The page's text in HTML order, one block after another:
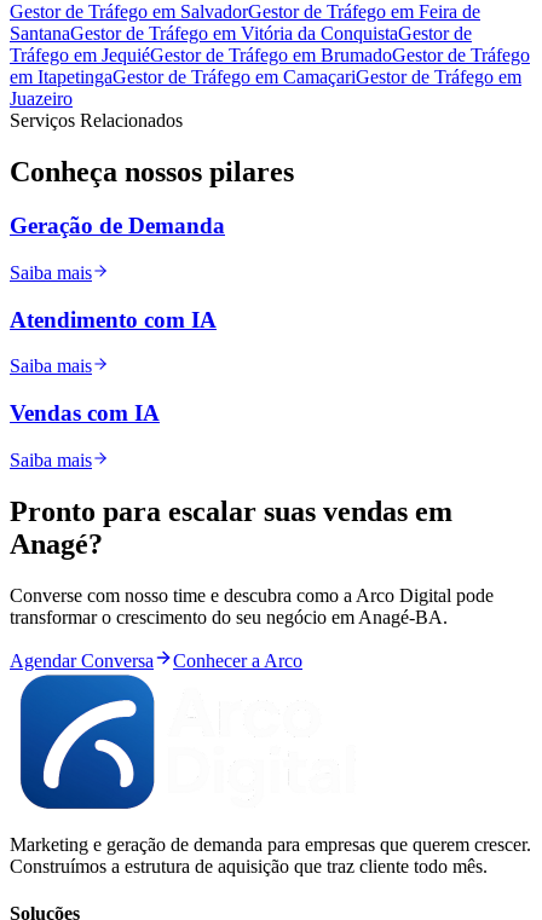
Gestor de Tráfego em SalvadorGestor de Tráfego em Feira de
SantanaGestor de Tráfego em Vitória da ConquistaGestor de
Tráfego em JequiéGestor de Tráfego em BrumadoGestor de Tráfego
em ItapetingaGestor de Tráfego em CamaçariGestor de Tráfego em
Juazeiro
Serviços Relacionados
Conheça nossos pilares
Geração de Demanda
Saiba mais
Atendimento com IA
Saiba mais
Vendas com IA
Saiba mais
Pronto para escalar suas vendas em
Anagé?
Converse com nosso time e descubra como a Arco Digital pode
transformar o crescimento do seu negócio em Anagé-BA.
Agendar Conversa Conhecer a Arco
Marketing e geração de demanda para empresas que querem crescer.
Construímos a estrutura de aquisição que traz cliente todo mês.
Soluções